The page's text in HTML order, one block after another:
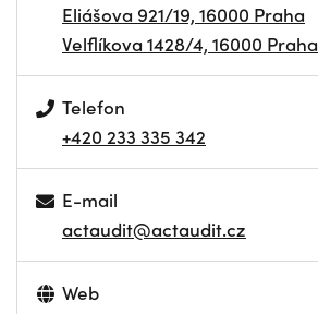
Eliášova 921/19, 16000 Praha
Velflíkova 1428/4, 16000 Praha
Telefon
+420 233 335 342
E-mail
actaudit@actaudit.cz
Web